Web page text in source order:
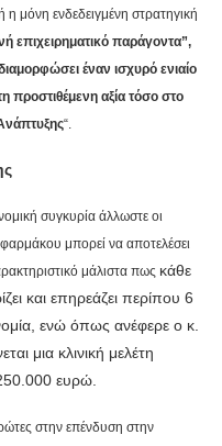
μόνη ενδεδειγμένη στρατηγική
επιχειρηματικό παράγοντα”,
έναν ισχυρό ενιαίο
προστιθέμενη αξία τόσο στο
“.
συγκυρία άλλωστε οι
φαρμάκου μπορεί να αποτελέσει
μάλιστα πως κάθε
και επηρεάζει περίπου 6
ενώ όπως ανέφερε ο κ.
μια κλινική μελέτη
ευρώ.
στην επένδυση στην